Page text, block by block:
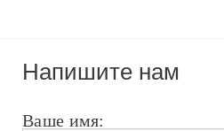
Напишите нам
Ваше имя: